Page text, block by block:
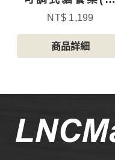
碗)-小碗
NT$ 1,199
商品詳細